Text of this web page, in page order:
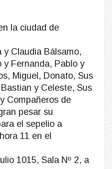
la ciudad de
y Claudia Bálsamo,
y Fernanda, Pablo y
Miguel, Donato, Sus
y Celeste, Sus
Compañeros de
pesar su
el sepelio a
11 en el
1015, Sala Nº 2, a